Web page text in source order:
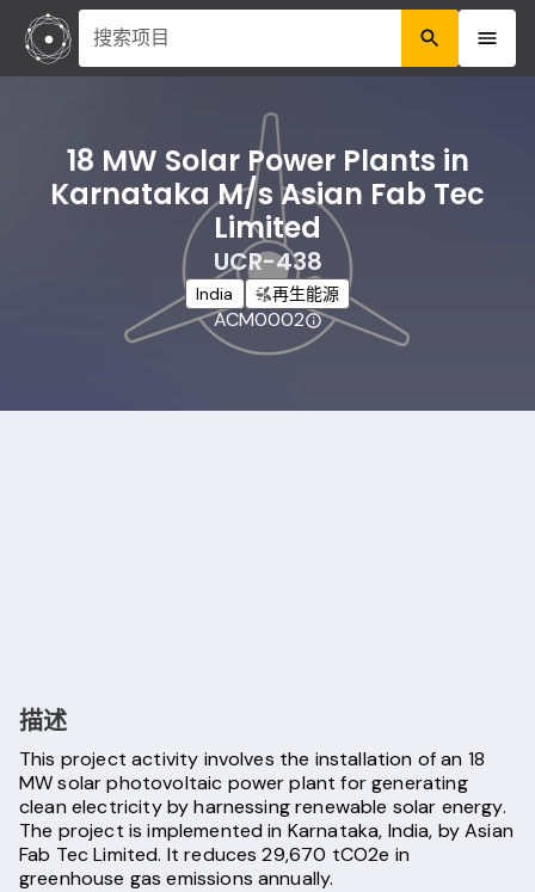
18 MW Solar Power Plants in
Karnataka M/s Asian Fab Tec
Limited
UCR-438
India 再生能源
ACM0002
描述
This project activity involves the installation of an 18
MW solar photovoltaic power plant for generating
clean electricity by harnessing renewable solar energy.
The project is implemented in Karnataka, India, by Asian
Fab Tec Limited. It reduces 29,670 tCO2e in
greenhouse gas emissions annually.